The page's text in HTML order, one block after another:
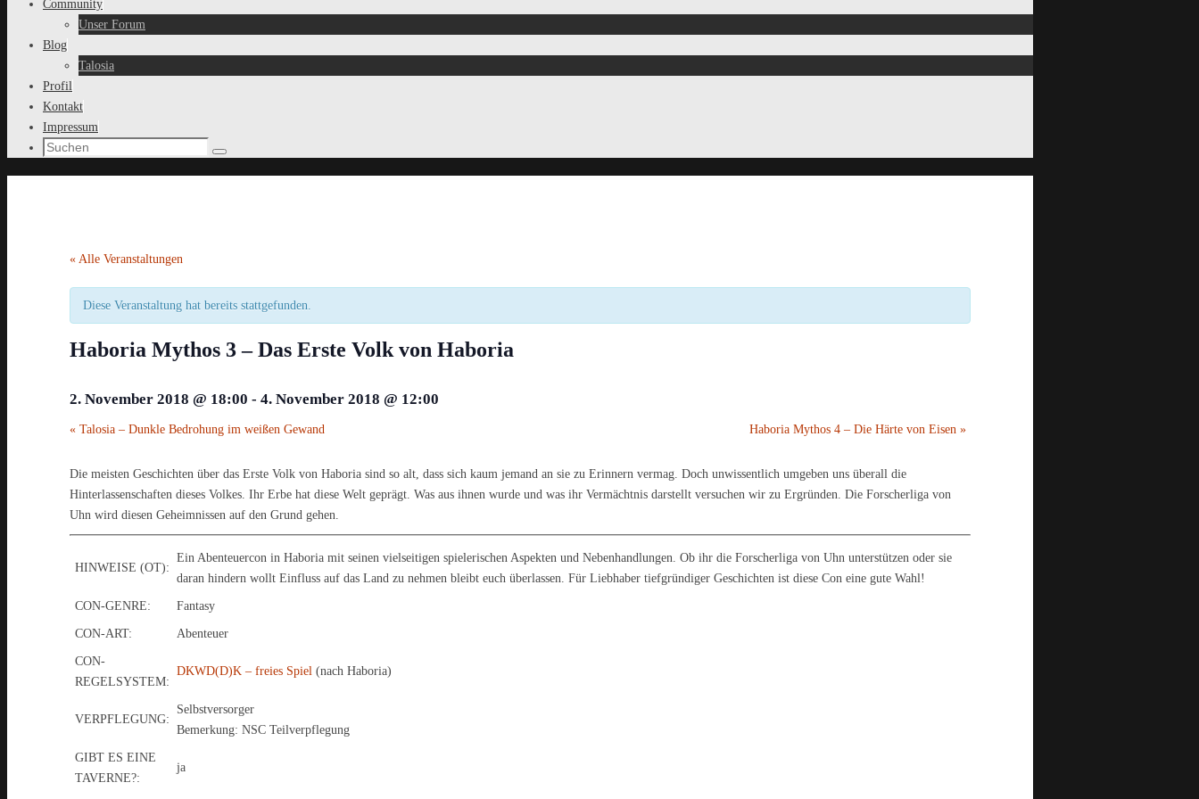
Community
Unser Forum
Blog
Talosia
Profil
Kontakt
Impressum
Suche
Suchen
« Alle Veranstaltungen
Diese Veranstaltung hat bereits stattgefunden.
Haboria Mythos 3 – Das Erste Volk von Haboria
2. November 2018 @ 18:00 - 4. November 2018 @ 12:00
« Talosia – Dunkle Bedrohung im weißen Gewand Haboria Mythos 4 – Die Härte von Eisen »
Die meisten Geschichten über das Erste Volk von Haboria sind so alt, dass sich kaum jemand an sie zu Erinnern vermag. Doch unwissentlich umgeben uns überall die
Hinterlassenschaften dieses Volkes. Ihr Erbe hat diese Welt geprägt. Was aus ihnen wurde und was ihr Vermächtnis darstellt versuchen wir zu Ergründen. Die Forscherliga von
Uhn wird diesen Geheimnissen auf den Grund gehen.
HINWEISE (OT):
Ein Abenteuercon in Haboria mit seinen vielseitigen spielerischen Aspekten und Nebenhandlungen. Ob ihr die Forscherliga von Uhn unterstützen oder sie
daran hindern wollt Einfluss auf das Land zu nehmen bleibt euch überlassen. Für Liebhaber tiefgründiger Geschichten ist diese Con eine gute Wahl!
CON-GENRE: Fantasy
CON-ART: Abenteuer
CON-
REGELSYSTEM:
DKWD(D)K – freies Spiel (nach Haboria)
VERPFLEGUNG:
Selbstversorger
Bemerkung: NSC Teilverpflegung
GIBT ES EINE
TAVERNE?:
ja